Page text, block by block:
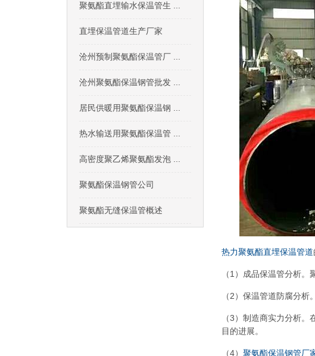
热力聚氨酯直埋保温管道
（1）成品保温管分析。
（2）保温管道防腐分
（3）制造商实力分析
目的进展。
（4） 聚氨酯保温钢管厂
聚氨酯直埋输水保温管生 ...
直埋保温管道生产厂家
沧州预制聚氨酯保温管厂 ...
沧州聚氨酯保温钢管批发 ...
居民供暖用聚氨酯保温钢 ...
热水输送用聚氨酯保温管 ...
高密度聚乙烯聚氨酯发泡 ...
聚氨酯保温钢管公司
聚氨酯无缝保温管概述